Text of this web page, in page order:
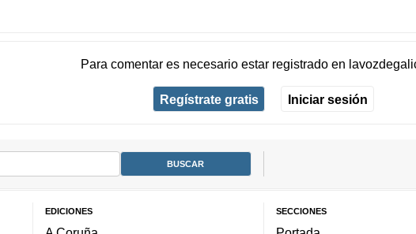
Para comentar es necesario estar registradoen
Regístrate gratis Iniciar sesión
EDICIONES SECCIONES